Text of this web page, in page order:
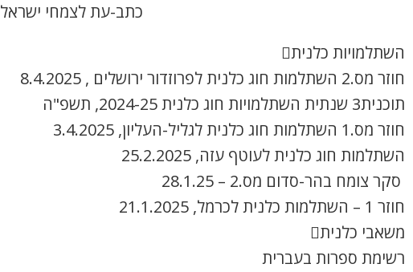
כתב-עת לצמחי ישראל
השתלמויות כלנית
חוזר מס.2 השתלמות חוג כלנית לפרוזדור ירושלים , 8.4.2025
תוכנית3 שנתית השתלמויות חוג כלנית 2024-25, תשפ"ה
חוזר מס.1 השתלמות חוג כלנית לגליל-העליון, 3.4.2025
השתלמות חוג כלנית לעוטף עזה, 25.2.2025
סקר צומח בהר-סדום מס.2 – 28.1.25
חוזר 1 – השתלמות כלנית לכרמל, 21.1.2025
משאבי כלנית
רשימת ספרות בעברית